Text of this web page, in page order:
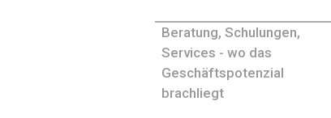
Beratung, Schulungen,
Services - wo das
Geschäftspotenzial
brachliegt